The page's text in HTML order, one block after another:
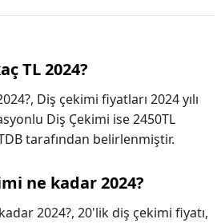
TL 2024?
Diş çekimi fiyatları 2024 yılı
Diş Çekimi ise 2450TL
tarafından belirlenmiştir.
ne kadar 2024?
2024?, 20'lik diş çekimi fiyatı,